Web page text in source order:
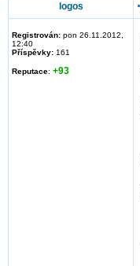
logos
Registrován: pon 26.11.2012,
12:40
Příspěvky: 161
Reputace: +93